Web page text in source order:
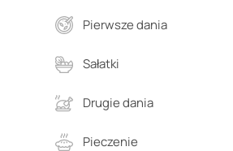
Pierwsze dania
Sałatki
Drugie dania
Pieczenie